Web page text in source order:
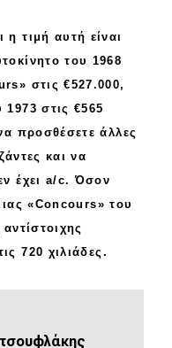
τιμή αυτή είναι
του 1968
στις€527.000,
1973 στις€565
προσθέσετε άλλες
και να
έχει a/c. Όσον
«Concours» του
720 χιλιάδες .